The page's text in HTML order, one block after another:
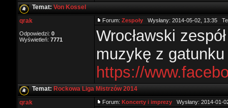
Temat: Von Kossel
qrak
Odpowiedzi: 0
Wyświetleń: 7771
Forum: Zespoły Wysłany: 2014-05-02, 13:35
Wrocławski
muzykę z
https://
Temat: Rockowa Liga Mistrzów 2014
qrak
Forum: Koncerty i imprezy Wysłany: 2014-01-